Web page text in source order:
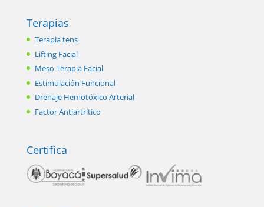
Terapias
Terapia tens
Lifting Facial
Meso Terapia Facial
Estimulación Funcional
Drenaje Hemotóxico Arterial
Factor Antiartrítico
Certifica